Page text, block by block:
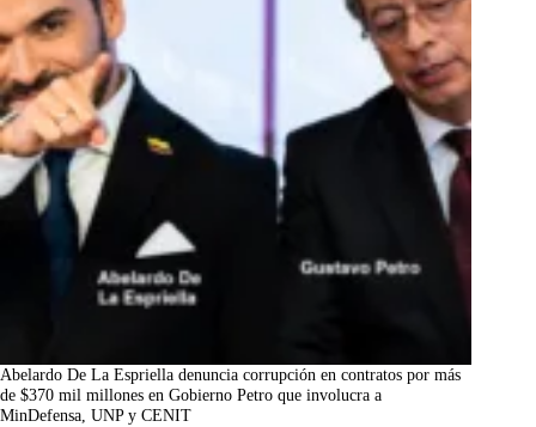
Abelardo De La Espriella denuncia corrupción en contratos por más
de $370 mil millones en Gobierno Petro que involucra a
MinDefensa, UNP y CENIT